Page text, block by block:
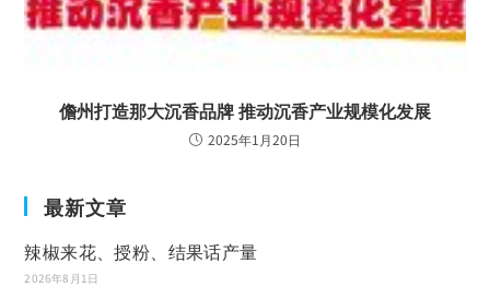
儋州打造那大沉香品牌 推动沉香产业规模化发展
2025年1月20日
最新文章
辣椒来花、授粉、结果话产量
2026年8月1日